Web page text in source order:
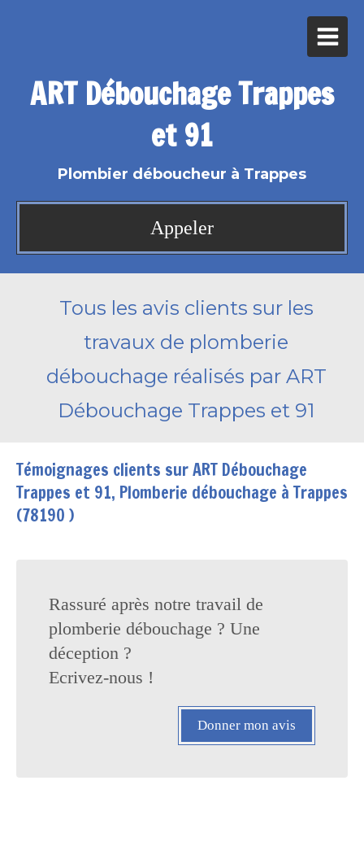
ART Débouchage Trappes
et 91
Plombier déboucheur à Trappes
Appeler
Tous les avis clients sur les
travaux de plomberie
débouchage réalisés par ART
Débouchage Trappes et 91
Témoignages clients sur ART Débouchage
Trappes et 91, Plomberie débouchage à Trappes
(78190 )
Rassuré après notre travail de
plomberie débouchage ? Une
déception ?
Ecrivez-nous !
Donner mon avis